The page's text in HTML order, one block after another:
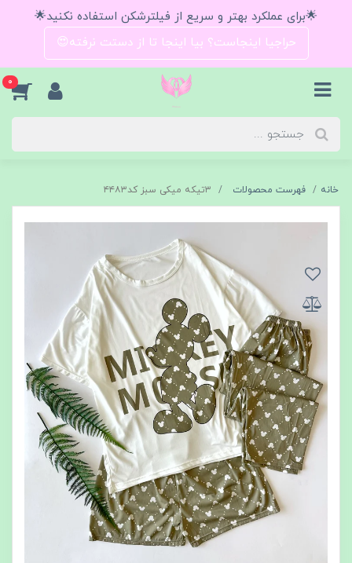
🌟برای عملکرد بهتر و سریع از فیلترشکن استفاده نکنید🌟
حراجیا اینجاست؟ بیا اینجا تا از دستت نرفته😍
0
خانه فهرست محصولات ۳تیکه میکی سبز کد۴۴۸۳